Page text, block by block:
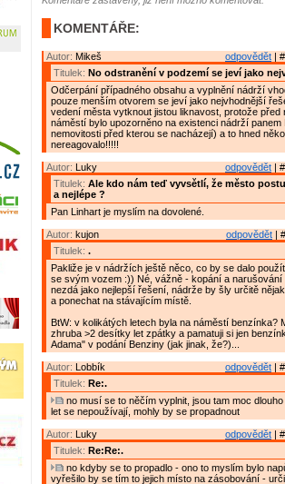
KOMENTÁŘE:
odpovědět |
Autor: Mikeš
Titulek: No odstranění v podzemí se jeví jako
Odčerpání případného obsahu a vyplnění nádrží
pouze menším otvorem se jeví jako nejvhodnější
vedení města vytknout jistou liknavost, protože před
náměstí bylo upozorněno na existenci nádrží panem
nemovitosti před kterou se nacházejí) a to hned
nereagovalo!!!!!
odpovědět |
Autor: Luky
Titulek: Ale kdo nám teď vyvsětlí, že město
a nejlépe ?
Pan Linhart je myslím na dovolené.
odpovědět |
Autor: kujon
Titulek: .
Pakliže je v nádržích ještě něco, co by se dalo
se svým vozem :)) Né, vážně - kopání a narušování
nezdá jako nejlepší řešení, nádrže by šly určitě
a ponechat na stávajícím místě.
BtW: v kolikátých letech byla na náměstí benzínka?
zhruba >2 desítky let zpátky a pamatuji si jen
Adama" v podání Benziny (jak jinak, že?)...
odpovědět |
Autor: Lobbík
Titulek: Re:.
no musí se to něčím vyplnit, jsou tam moc
let se nepoužívají, mohly by se propadnout
odpovědět |
Autor: Luky
Titulek: Re:Re:.
no kdyby se to propadlo - ono to myslím bylo
vyřešilo by se tím to jejich místo na zásobování -